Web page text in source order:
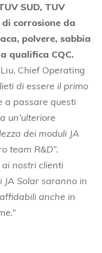
SUD, TUV
corrosione da
polvere, sabbia
qualifica CQC.
Chief Operating
di essere il primo
a passare questi
un’ulteriore
dei moduli JA
team R&D”.
nostri clienti
JA Solar saranno in
anche in